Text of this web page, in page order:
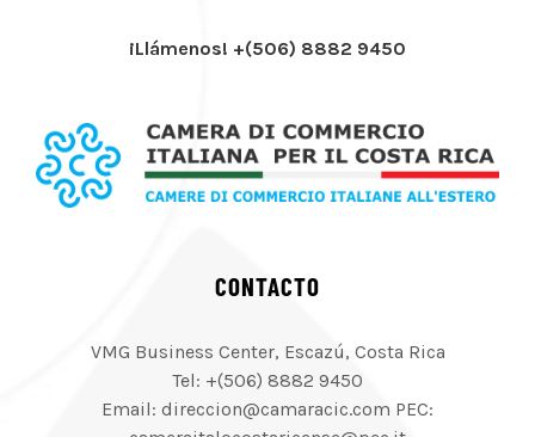
¡Llámenos! +(506) 8882 9450
CONTACTO
VMG Business Center, Escazú, Costa Rica
Tel: +(506) 8882 9450
Email: direccion@camaracic.com PEC: